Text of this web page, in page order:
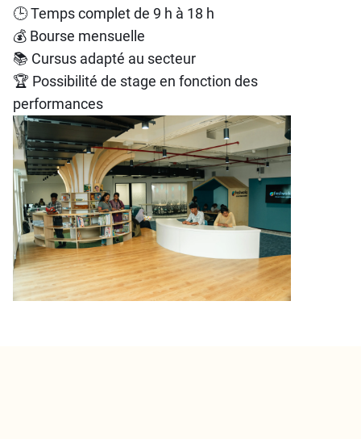
🕒 Temps complet de 9 h à 18 h
💰 Bourse mensuelle
📚 Cursus adapté au secteur
🏆 Possibilité de stage en fonction des
performances